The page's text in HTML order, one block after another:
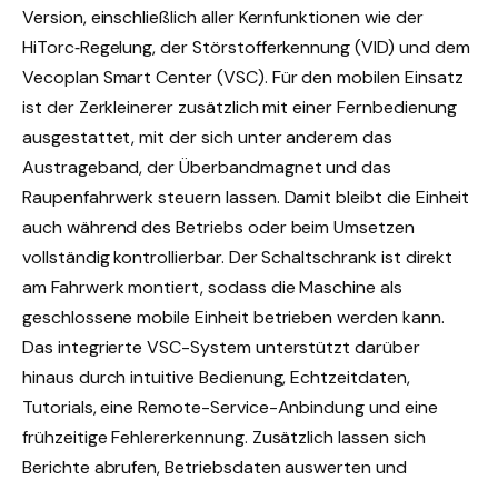
Version, einschließlich aller Kernfunktionen wie der
HiTorc‑Regelung, der Störstofferkennung (VID) und dem
Vecoplan Smart Center (VSC). Für den mobilen Einsatz
ist der Zerkleinerer zusätzlich mit einer Fernbedienung
ausgestattet, mit der sich unter anderem das
Austrageband, der Überbandmagnet und das
Raupenfahrwerk steuern lassen. Damit bleibt die Einheit
auch während des Betriebs oder beim Umsetzen
vollständig kontrollierbar. Der Schaltschrank ist direkt
am Fahrwerk montiert, sodass die Maschine als
geschlossene mobile Einheit betrieben werden kann.
Das integrierte VSC-System unterstützt darüber
hinaus durch intuitive Bedienung, Echtzeitdaten,
Tutorials, eine Remote-Service-Anbindung und eine
frühzeitige Fehlererkennung. Zusätzlich lassen sich
Berichte abrufen, Betriebsdaten auswerten und